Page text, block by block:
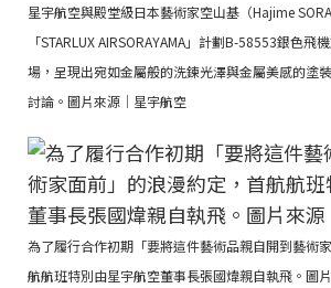
星宇航空與殿堂級日本藝術家空山基（Hajime
「STARLUX AIRSORAYAMA」計劃B-58553銀色飛
場，呈現出宛如金屬般的洗鍊光澤與金屬美感的塗
討論。圖片來源｜星宇航空
為了履行合作初期「要將這件藝術品親自開到藝術
航航班特別由星宇航空董事長張國煒親自執飛。圖